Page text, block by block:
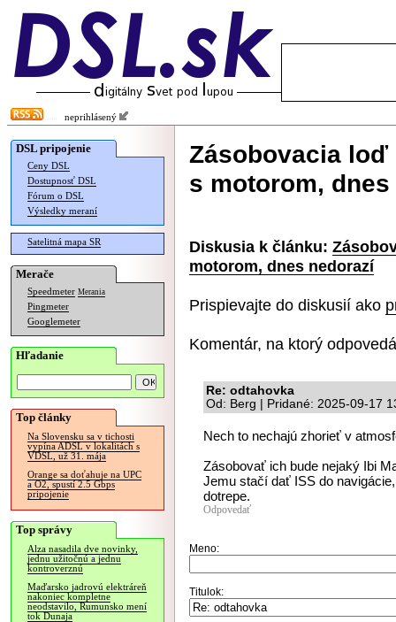
neprihlásený
DSL pripojenie
Ceny DSL
Dostupnosť DSL
Fórum o DSL
Výsledky meraní
Satelitná mapa SR
Merače
Speedmeter Merania
Pingmeter
Googlemeter
Hľadanie
Top články
Na Slovensku sa v tichosti
vypína ADSL v lokalitách s
VDSL, už 31. mája
Orange sa doťahuje na UPC
a O2, spustí 2.5 Gbps
pripojenie
Top správy
Alza nasadila dve novinky,
jednu užitočnú a jednu
kontroverznú
Maďarsko jadrovú elektráreň
nakoniec kompletne
neodstavilo, Rumunsko mení
tok Dunaja
Zásobovacia loď
s motorom,
Diskusia k článku:
motorom, dnes nedorazí
Prispievajte do diskusií ako
Komentár, na ktorý
Re: odtahovka
Od: Berg | Pridané: 2025-09-17
Nech to nechajú zhorieť v
Zásobovať ich bude nejaký Ibi
Jemu stačí dať ISS do
dotrepe.
Odpovedať
Meno:
Titulok: